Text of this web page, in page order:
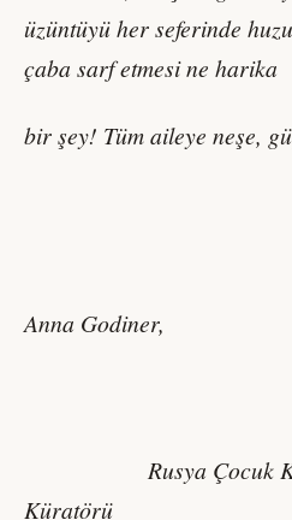
üzüntüyü her seferinde
çaba sarf etmesi ne harika
bir şey! Tüm aileye neşe,
Anna Godiner,
Rusya Çocuk
Küratörü